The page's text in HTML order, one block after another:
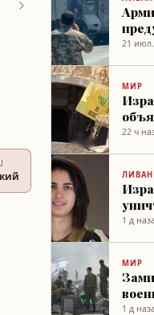
21 июл.
МИР
22 ч
ЛИВАН
1 д
МИР
1 д